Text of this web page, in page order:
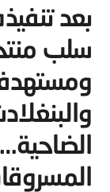
سلب